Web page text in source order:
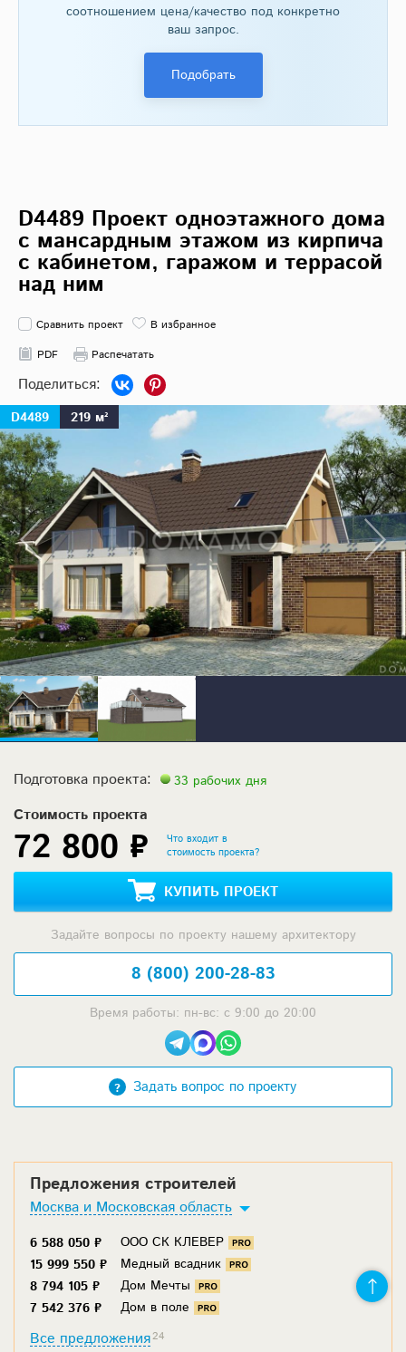
соотношением цена/качество под конкретно
ваш запрос.
Подобрать
D4489 Проект одноэтажного дома
с мансардным этажом из кирпича
с кабинетом, гаражом и террасой
над ним
Сравнить проект
В избранное
PDF
Распечатать
D4489 219 м²
Подготовка проекта: 33 рабочих дня
Стоимость проекта
72 800 ₽
Что входит в
стоимость проекта?
КУПИТЬ ПРОЕКТ
Задайте вопросы по проекту нашему архитектору
8 (800) 200-28-83
Время работы: пн-вс: с 9:00 до 20:00
Задать вопрос по проекту
Предложения строителей
Москва и Московская область
6 588 050 ₽
ООО СК КЛЕВЕР
15 999 550 ₽
Медный всадник
8 794 105 ₽
Дом Мечты
7 542 376 ₽
Дом в поле
Все предложения24